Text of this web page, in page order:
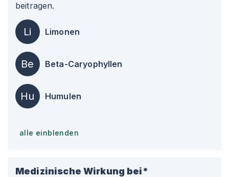
beitragen.
Li Limonen
Be Beta-Caryophyllen
Hu Humulen
alle einblenden
Medizinische Wirkung bei*